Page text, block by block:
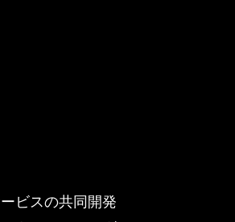
ビスの共同開発